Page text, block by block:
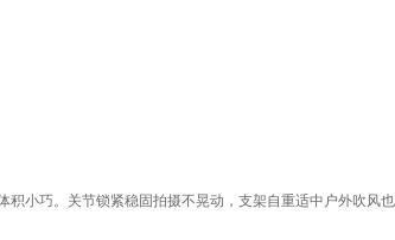
小巧。关节锁紧稳固拍摄不晃动，支架自重适中户外吹风也